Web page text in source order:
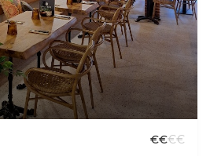
€€€€